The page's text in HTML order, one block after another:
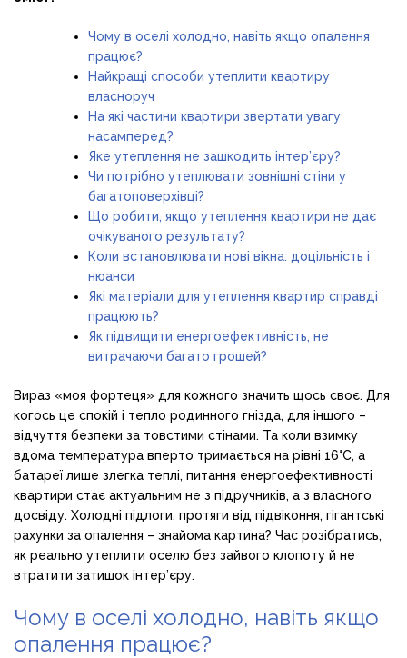
Чому в оселі холодно, навіть якщо опалення
працює?
Найкращі способи утеплити квартиру
власноруч
На які частини квартири звертати увагу
насамперед?
Яке утеплення не зашкодить інтер’єру?
Чи потрібно утеплювати зовнішні стіни у
багатоповерхівці?
Що робити, якщо утеплення квартири не дає
очікуваного результату?
Коли встановлювати нові вікна: доцільність і
нюанси
Які матеріали для утеплення квартир справді
працюють?
Як підвищити енергоефективність, не
витрачаючи багато грошей?
Вираз «моя фортеця» для кожного значить щось своє. Для
когось це спокій і тепло родинного гнізда, для іншого –
відчуття безпеки за товстими стінами. Та коли взимку
вдома температура вперто тримається на рівні 16°C, а
батареї лише злегка теплі, питання енергоефективності
квартири стає актуальним не з підручників, а з власного
досвіду. Холодні підлоги, протяги від підвіконня, гігантські
рахунки за опалення – знайома картина? Час розібратись,
як реально утеплити оселю без зайвого клопоту й не
втратити затишок інтер’єру.
Чому в оселі холодно, навіть якщо
опалення працює?